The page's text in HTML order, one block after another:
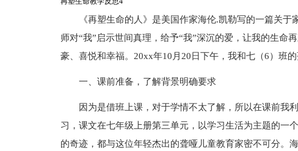
《再塑生命的人》是美国作家海伦.凯勒写的一篇关
师对“我”启示世间真理，给予“我”深沉的爱，让我的生命
豪、喜悦和幸福。20xx年10月20日下午，我和七（6）班
一、课前准备，了解背景明确要求
因为是借班上课，对于学情不太了解，所以在课前我
习，课文在七年级上册第三单元，以学习生活为主题的一
的奇迹，都与这位年轻杰出的聋哑儿童教育家密不可分。